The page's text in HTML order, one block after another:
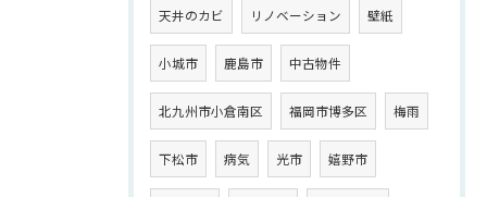
天井のカビ リノベーション 壁紙
小城市 鹿島市 中古物件
北九州市小倉南区 福岡市博多区 梅雨
下松市 病気 光市 嬉野市